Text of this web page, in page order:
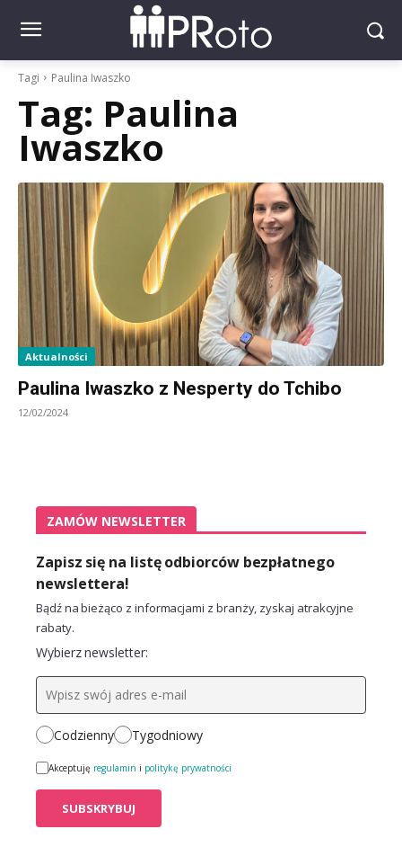
Tagi Paulina Iwaszko
Tag: Paulina
Iwaszko
Aktualności
Paulina Iwaszko z Nesperty do Tchibo
12/02/2024
ZAMÓW NEWSLETTER
Zapisz się na listę odbiorców bezpłatnego
newslettera!
Bądź na bieżąco z informacjami z branży, zyskaj atrakcyjne
rabaty.
Wybierz newsletter:
Codzienny Tygodniowy
Akceptuję regulamin i politykę prywatności